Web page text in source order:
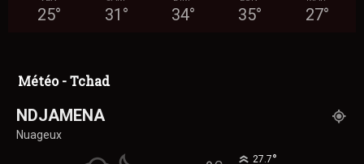
25° 31 ° 34° 35° 27°
Météo - Tchad
NDJAMENA
Nuageux
27.7°